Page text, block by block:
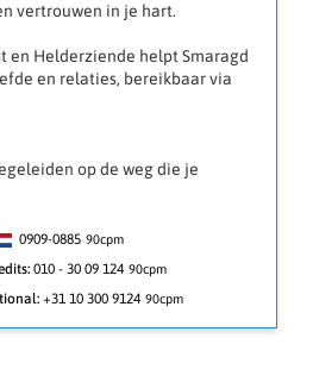
vertrouwen in je hart.
en Helderziende helpt Smaragd
en relaties, bereikbaar via
op de weg die je
0909-0885 90cpm
010 - 30 09 124 90cpm
+31 10 300 9124 90cpm